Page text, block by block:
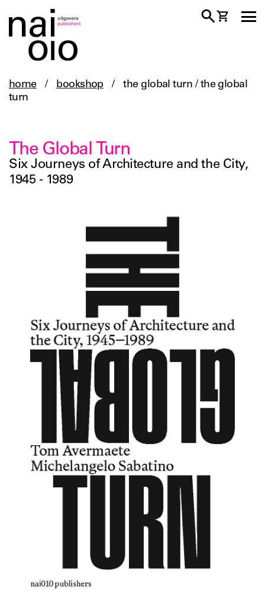
home / bookshop /
the global turn / the global
turn
The Global Turn
Six Journeys of Architecture and the City,
1945 - 1989